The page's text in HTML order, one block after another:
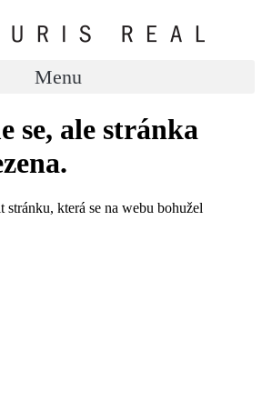
Menu
se, ale stránka
stránku, která se na webu bohužel